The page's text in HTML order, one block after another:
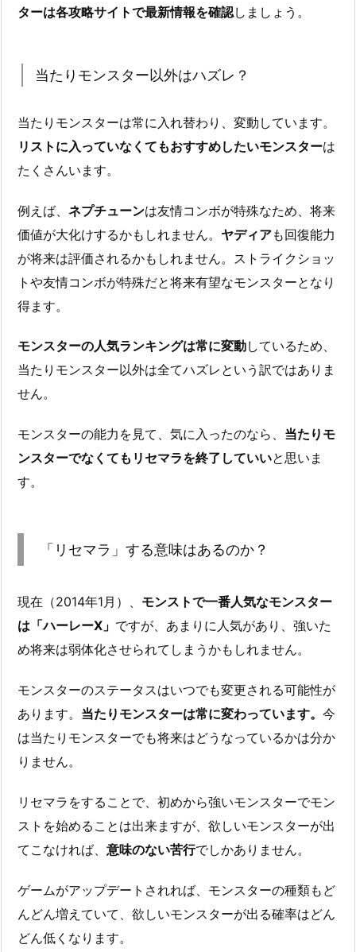
ターは各攻略サイトで最新情報を確認しましょう。
当たりモンスター以外はハズレ？
当たりモンスターは常に入れ替わり、変動しています。
リストに入っていなくてもおすすめしたいモンスターは
たくさんいます。
例えば、 ネプチューンは友情コンボが特殊なため、将来
価値が大化けするかもしれません。 ヤディアも回復能力
が将来は評価されるかもしれません。ストライクショッ
トや友情コンボが特殊だと将来有望なモンスターとなり
得ます。
モンスターの人気ランキングは常に変動しているため、
当たりモンスター以外は全てハズレという訳ではありま
せん。
モンスターの能力を見て、気に入ったのなら、 当たりモ
ンスターでなくてもリセマラを終了していいと思いま
す。
「リセマラ」する意味はあるのか？
現在（2014年1月）、 モンストで一番人気なモンスター
は「ハーレーX」 ですが、あまりに人気があり、強いた
め将来は弱体化させられてしまうかもしれません。
モンスターのステータスはいつでも変更される可能性が
あります。 当たりモンスターは常に変わっています。 今
は当たりモンスターでも将来はどうなっているかは分か
りません。
リセマラをすることで、初めから強いモンスターでモン
ストを始めることは出来ますが、欲しいモンスターが出
てこなければ、 意味のない苦行でしかありません。
ゲームがアップデートされれば、モンスターの種類もど
んどん増えていて、欲しいモンスターが出る確率はどん
どん低くなります。